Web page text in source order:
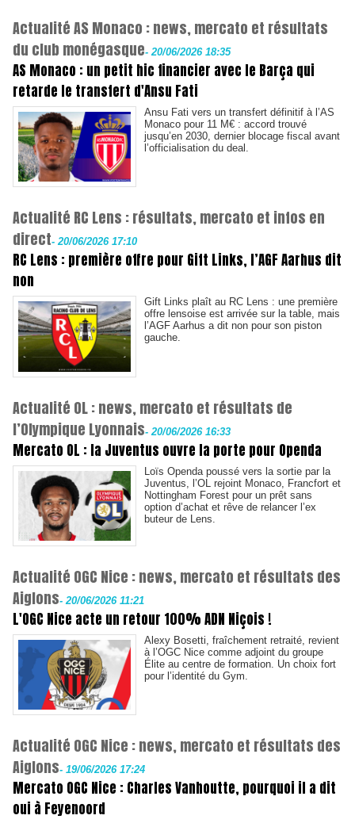
Actualité AS Monaco : news, mercato et résultats
du club monégasque- 20/06/2026 18:35
AS Monaco : un petit hic financier avec le Barça qui
retarde le transfert d'Ansu Fati
Ansu Fati vers un transfert définitif à l’AS
Monaco pour 11 M€ : accord trouvé
jusqu’en 2030, dernier blocage fiscal avant
l’officialisation du deal.
Actualité RC Lens : résultats, mercato et infos en
direct- 20/06/2026 17:10
RC Lens : première offre pour Gift Links, l’AGF Aarhus dit
non
Gift Links plaît au RC Lens : une première
offre lensoise est arrivée sur la table, mais
l’AGF Aarhus a dit non pour son piston
gauche.
Actualité OL : news, mercato et résultats de
l’Olympique Lyonnais- 20/06/2026 16:33
Mercato OL : la Juventus ouvre la porte pour Openda
Loïs Openda poussé vers la sortie par la
Juventus, l’OL rejoint Monaco, Francfort et
Nottingham Forest pour un prêt sans
option d’achat et rêve de relancer l’ex
buteur de Lens.
Actualité OGC Nice : news, mercato et résultats des
Aiglons- 20/06/2026 11:21
L'OGC Nice acte un retour 100% ADN Niçois !
Alexy Bosetti, fraîchement retraité, revient
à l’OGC Nice comme adjoint du groupe
Élite au centre de formation. Un choix fort
pour l’identité du Gym.
Actualité OGC Nice : news, mercato et résultats des
Aiglons- 19/06/2026 17:24
Mercato OGC Nice : Charles Vanhoutte, pourquoi il a dit
oui à Feyenoord